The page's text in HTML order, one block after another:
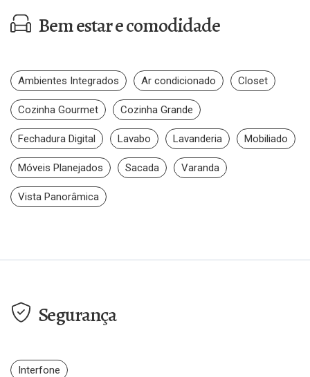
Bem estar e comodidade
Ambientes Integrados Ar condicionado Closet
Cozinha Gourmet Cozinha Grande
Fechadura Digital Lavabo Lavanderia Mobiliado
Móveis Planejados Sacada Varanda
Vista Panorâmica
Segurança
Interfone